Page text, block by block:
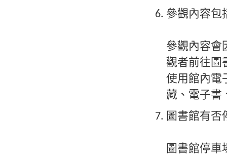
參觀內容包
參觀內容會
觀者前往圖
使用館內電
藏、電子書
圖書館有否
圖書館停車